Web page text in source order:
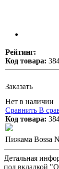
Рейтинг:
Код товара:
Заказать
Нет в наличии
Сравнить В
Код товара:
Пижама Bossa
Детальная
под вкладкой